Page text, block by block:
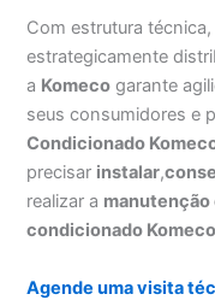
Com estrutura
estrategicamente
a Komeco garante
seus consumidores e
Condicionado
precisar instalar,
realizar a
condicionado
Agende uma visita